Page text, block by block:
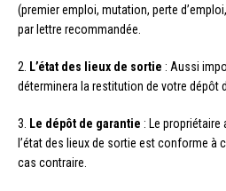
(premier emploi, mutation, perte
par lettre recommandée.
2. L’état des lieux de sortie : Aussi
déterminera la restitution de votre dépôt
3. Le dépôt de garantie : Le
l’état des lieux de sortie est conforme à
cas contraire.